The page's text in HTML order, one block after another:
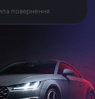
повернення